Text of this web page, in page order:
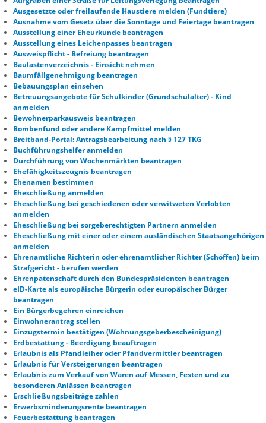
Ausgesetzte oder freilaufende Haustiere melden (Fundtiere)
Ausnahme vom Gesetz über die Sonntage und Feiertage beantragen
Ausstellung einer Eheurkunde beantragen
Ausstellung eines Leichenpasses beantragen
Ausweispflicht - Befreiung beantragen
Baulastenverzeichnis - Einsicht nehmen
Baumfällgenehmigung beantragen
Bebauungsplan einsehen
Betreuungsangebote für Schulkinder (Grundschulalter) - Kind
anmelden
Bewohnerparkausweis beantragen
Bombenfund oder andere Kampfmittel melden
Breitband-Portal: Antragsbearbeitung nach § 127 TKG
Buchführungshelfer anmelden
Durchführung von Wochenmärkten beantragen
Ehefähigkeitszeugnis beantragen
Ehenamen bestimmen
Eheschließung anmelden
Eheschließung bei geschiedenen oder verwitweten Verlobten
anmelden
Eheschließung bei sorgeberechtigten Partnern anmelden
Eheschließung mit einer oder einem ausländischen Staatsangehörigen
anmelden
Ehrenamtliche Richterin oder ehrenamtlicher Richter (Schöffen) beim
Strafgericht - berufen werden
Ehrenpatenschaft durch den Bundespräsidenten beantragen
eID-Karte als europäische Bürgerin oder europäischer Bürger
beantragen
Ein Bürgerbegehren einreichen
Einwohnerantrag stellen
Einzugstermin bestätigen (Wohnungsgeberbescheinigung)
Erdbestattung - Beerdigung beauftragen
Erlaubnis als Pfandleiher oder Pfandvermittler beantragen
Erlaubnis für Versteigerungen beantragen
Erlaubnis zum Verkauf von Waren auf Messen, Festen und zu
besonderen Anlässen beantragen
Erschließungsbeiträge zahlen
Erwerbsminderungsrente beantragen
Feuerbestattung beantragen